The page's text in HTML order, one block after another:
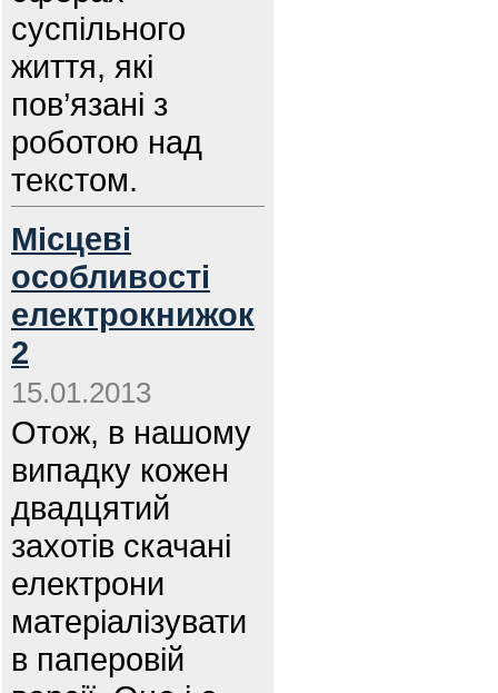
суспільного
життя, які
пов’язані з
роботою над
текстом.
Місцеві
особливості
електрокнижок
2
15.01.2013
Отож, в нашому
випадку кожен
двадцятий
захотів скачані
електрони
матеріалізувати
в паперовій